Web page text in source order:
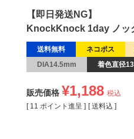
【即日発送NG】
KnockKnock 1day ノッ
送料無料 ネコポス
DIA14.5mm
着色直径
販売価格 ¥1,188 税込
[ 11 ポイント進呈 ] 送料込